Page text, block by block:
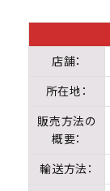
店舗：
所在地：
販売方法の
概要：
輸送方法：